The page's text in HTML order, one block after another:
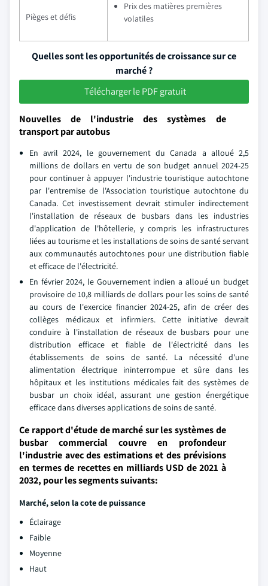
Pièges et défis
Prix des matières premières
volatiles
Quelles sont les opportunités de croissance sur ce
marché ?
Télécharger le PDF gratuit
Nouvelles de l'industrie des systèmes de
transport par autobus
En avril 2024, le gouvernement du Canada a alloué 2,5
millions de dollars en vertu de son budget annuel 2024-25
pour continuer à appuyer l'industrie touristique autochtone
par l'entremise de l'Association touristique autochtone du
Canada. Cet investissement devrait stimuler indirectement
l'installation de réseaux de busbars dans les industries
d'application de l'hôtellerie, y compris les infrastructures
liées au tourisme et les installations de soins de santé servant
aux communautés autochtones pour une distribution fiable
et efficace de l'électricité.
En février 2024, le Gouvernement indien a alloué un budget
provisoire de 10,8 milliards de dollars pour les soins de santé
au cours de l'exercice financier 2024-25, afin de créer des
collèges médicaux et infirmiers. Cette initiative devrait
conduire à l'installation de réseaux de busbars pour une
distribution efficace et fiable de l'électricité dans les
établissements de soins de santé. La nécessité d'une
alimentation électrique ininterrompue et sûre dans les
hôpitaux et les institutions médicales fait des systèmes de
busbar un choix idéal, assurant une gestion énergétique
efficace dans diverses applications de soins de santé.
Ce rapport d'étude de marché sur les systèmes de
busbar commercial couvre en profondeur
l'industrie avec des estimations et des prévisions
en termes de recettes en milliards USD de 2021 à
2032, pour les segments suivants:
Marché, selon la cote de puissance
Éclairage
Faible
Moyenne
Haut